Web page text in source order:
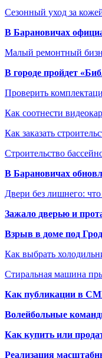
Сезонный уход за
В Барановичах
Малый ремонтный
В городе пройдет
Проверить
Как соотнести
Как заказать
Строительство
В Барановичах
Двери без лишнего:
Зажало дверью и
Взрыв в доме под
Как выбрать
Стиральная машина
Как публикации в
Волейбольные
Как купить или
Реализация